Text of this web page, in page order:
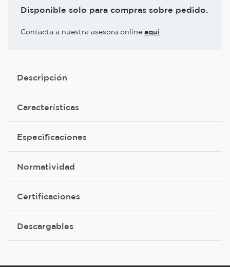
Disponible solo para compras sobre pedido.
Contacta a nuestra asesora online aqui
Descripción
Características
Especificaciones
Normatividad
Certificaciones
Descargables